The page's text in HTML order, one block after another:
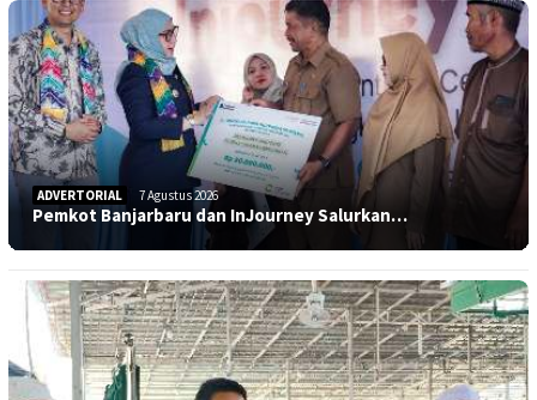
ADVERTORIAL 7 Agustus 2026
Pemkot Banjarbaru dan InJourney Salurkan…